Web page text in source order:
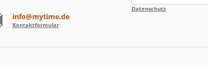
info@mytime.de
Kontaktformular
Datenschutz